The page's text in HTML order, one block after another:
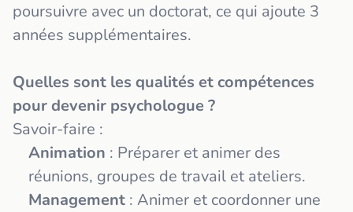
poursuivre avec un doctorat, ce qui ajoute 3
années supplémentaires.
Quelles sont les qualités et compétences
pour devenir psychologue ?
Savoir-faire :
Animation : Préparer et animer des
réunions, groupes de travail et ateliers.
Management : Animer et coordonner une